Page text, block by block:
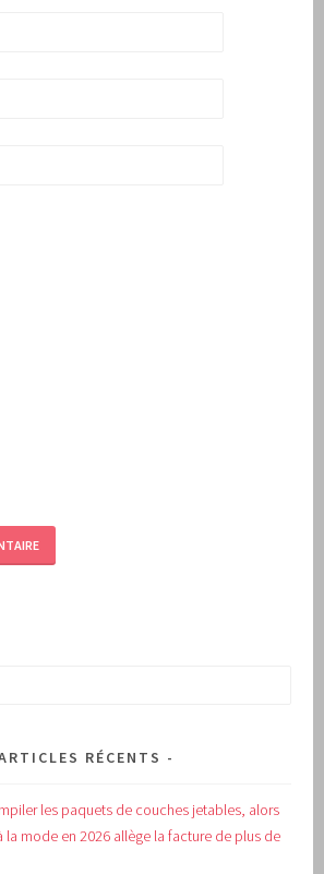
RÉCENTS
les paquets de couches jetables, alors
la mode en 2026 allège la facture de plus de